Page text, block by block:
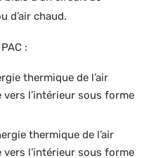
d’air chaud.
:
thermique de l’air
l’intérieur sous forme
thermique de l’air
l’intérieur sous forme